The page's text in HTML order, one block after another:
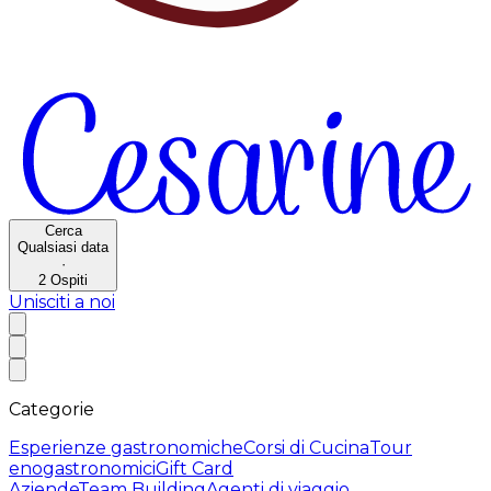
Cerca
Qualsiasi data
·
2 Ospiti
Unisciti a noi
Categorie
Esperienze gastronomicheCorsi di CucinaTour
enogastronomiciGift Card